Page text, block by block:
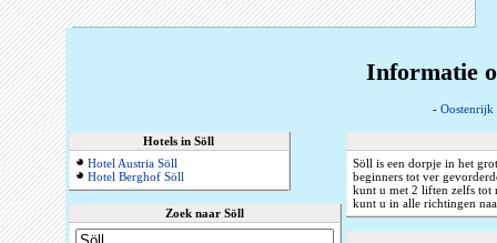
Informatie
- Oostenrijk
Hotels in Söll
Hotel Austria Söll
Hotel Berghof Söll
Zoek naar Söll
Söll is een dorpje in het
beginners tot ver
kunt u met 2 liften zelfs tot
kunt u in alle richtingen